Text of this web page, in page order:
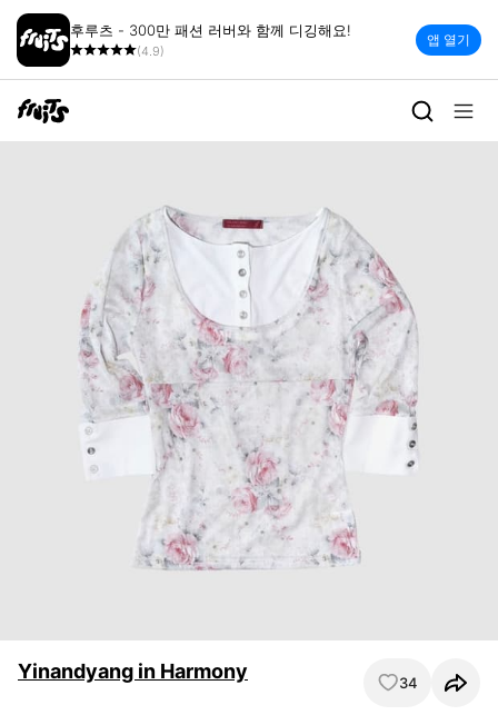
후루츠 - 300만 패션 러버와 함께 디깅해요!
(4.9)
앱 열기
Yinandyang in Harmony 34